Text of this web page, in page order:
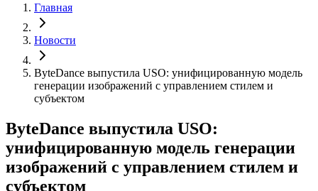
Главная
Новости
ByteDance выпустила USO: унифицированную модель
генерации изображений с управлением стилем и
субъектом
ByteDance выпустила USO:
унифицированную модель генерации
изображений с управлением стилем и
субъектом